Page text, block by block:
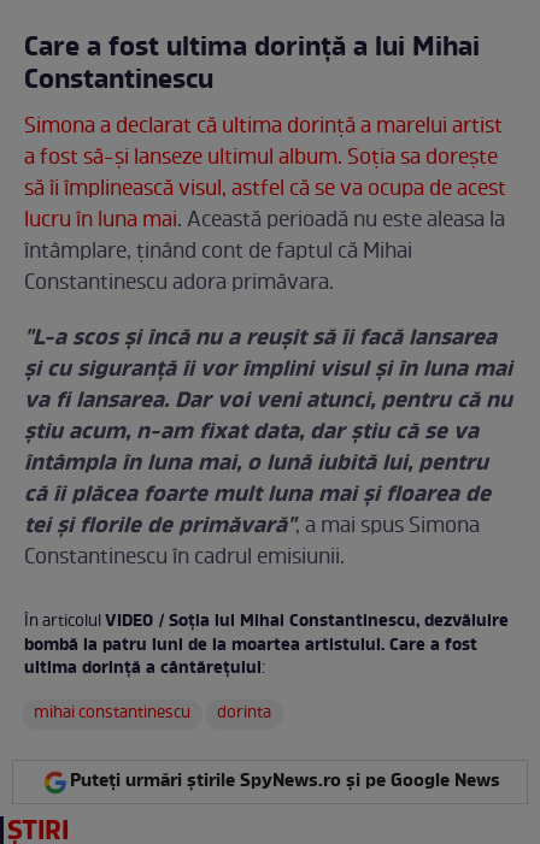
Care a fost ultima dorinţă a lui Mihai
Constantinescu
Simona a declarat că ultima dorinţă a marelui artist
a fost să-şi lanseze ultimul album. Soţia sa doreşte
să îi împlinească visul, astfel că se va ocupa de acest
lucru în luna mai. Această perioadă nu este aleasa la
întâmplare, ţinând cont de faptul că Mihai
Constantinescu adora primăvara.
"L-a scos şi încă nu a reuşit să îi facă lansarea
şi cu siguranţă îi vor împlini visul şi în luna mai
va fi lansarea. Dar voi veni atunci, pentru că nu
ştiu acum, n-am fixat data, dar ştiu că se va
întâmpla în luna mai, o lună iubită lui, pentru
că îi plăcea foarte mult luna mai şi floarea de
tei şi florile de primăvară", a mai spus Simona
Constantinescu în cadrul emisiunii.
În articolulVIDEO / Soţia lui Mihai Constantinescu, dezvăluire
bombă la patru luni de la moartea artistului. Care a fost
ultima dorinţă a cântăreţului:
mihai constantinescu
dorinta
Puteți urmări știrile SpyNews.ro și pe Google News
ȘTIRI